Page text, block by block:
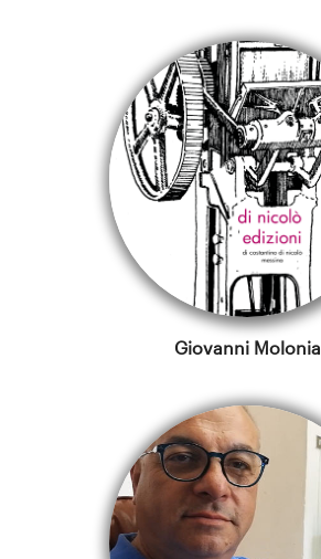
Giovanni Molonia